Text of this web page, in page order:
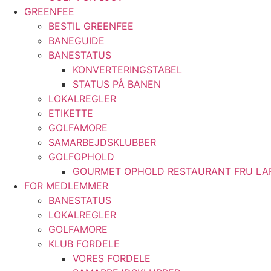
GREENFEE
BESTIL GREENFEE
BANEGUIDE
BANESTATUS
KONVERTERINGSTABEL
STATUS PÅ BANEN
LOKALREGLER
ETIKETTE
GOLFAMORE
SAMARBEJDSKLUBBER
GOLFOPHOLD
GOURMET OPHOLD RESTAURANT FRU
FOR MEDLEMMER
BANESTATUS
LOKALREGLER
GOLFAMORE
KLUB FORDELE
VORES FORDELE